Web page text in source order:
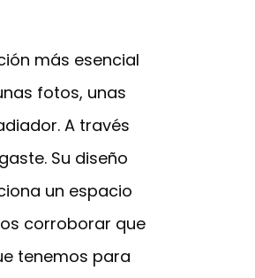
más esencial
fotos, unas
A través
Su diseño
un espacio
corroborar que
tenemos para